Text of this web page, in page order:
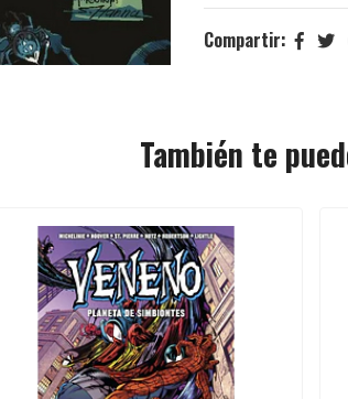
Compartir:
También te